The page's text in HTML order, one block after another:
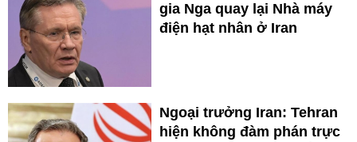
gia Nga quay lại Nhà máy
điện hạt nhân ở Iran
Ngoại trưởng Iran: Tehran
hiện không đàm phán trực